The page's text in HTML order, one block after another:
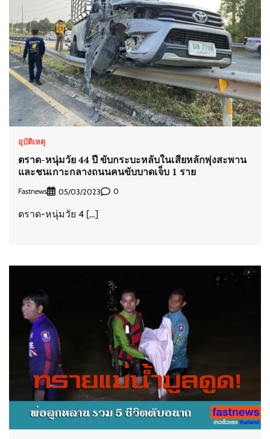
อุบัติเหตุ
ตราด-หนุ่มวัย 44 ปี ขับกระบะหลับในเสียหลักพุ่งสะพาน
และชนเกาะกลางถนนคนขับบาดเจ็บ 1 ราย
Fastnews 05/03/2023 0
ตราด-หนุ่มวัย 4 […]